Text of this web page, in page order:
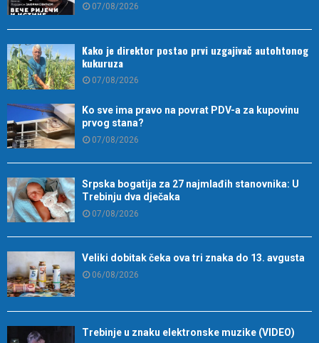
07/08/2026
Kako je direktor postao prvi uzgajivač autohtonog
kukuruza
07/08/2026
Ko sve ima pravo na povrat PDV-a za kupovinu
prvog stana?
07/08/2026
Srpska bogatija za 27 najmlađih stanovnika: U
Trebinju dva dječaka
07/08/2026
Veliki dobitak čeka ova tri znaka do 13. avgusta
06/08/2026
Trebinje u znaku elektronske muzike (VIDEO)